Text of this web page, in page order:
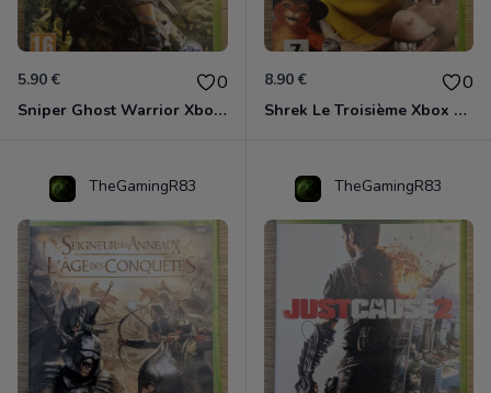
5.90 € 0
Sniper Ghost Warrior Xbox 360
8.90 € 0
Shrek Le Troisième Xbox 360
TheGamingR83 TheGamingR83